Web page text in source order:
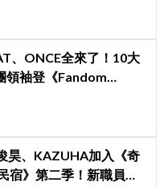
、ONCE全來了！10大
領袖登《Fandom
昊、KAZUHA加入《奇
宿》第二季！新職員曝